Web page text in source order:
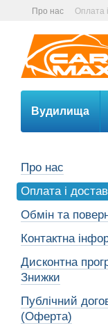
Перейти до
Про нас Оплата
Вудилища
Про нас
Оплата і
Обмін та
Контактна
Дисконтна
Знижки
Публічний
(Оферта)